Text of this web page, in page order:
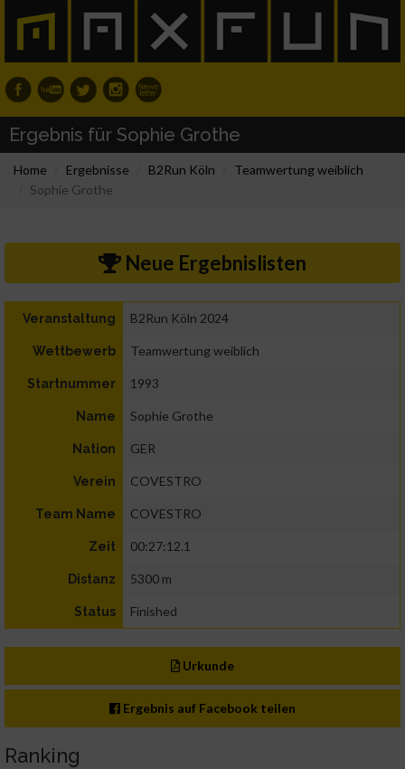
Ergebnis für Sophie Grothe
Home Ergebnisse B2Run Köln
Teamwertung weiblich
Sophie Grothe
Neue Ergebnislisten
Veranstaltung B2Run Köln 2024
Wettbewerb Teamwertung weiblich
Startnummer 1993
Name Sophie Grothe
Nation GER
Verein COVESTRO
Team Name COVESTRO
Zeit 00:27:12.1
Distanz 5300 m
Status Finished
Urkunde
Ergebnis auf Facebook teilen
Ranking